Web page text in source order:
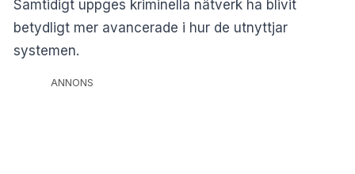
Samtidigt uppges kriminella nätverk ha blivit
betydligt mer avancerade i hur de utnyttjar
systemen.
ANNONS